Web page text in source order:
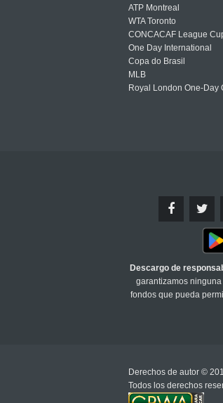
ATP Montreal
WTA Toronto
CONCACAF League
One Day International
Copa do Brasil
MLB
Royal London One-Day
Descargo de
garantizamos
fondos que pueda
Derechos de autor ©
Todos los derechos